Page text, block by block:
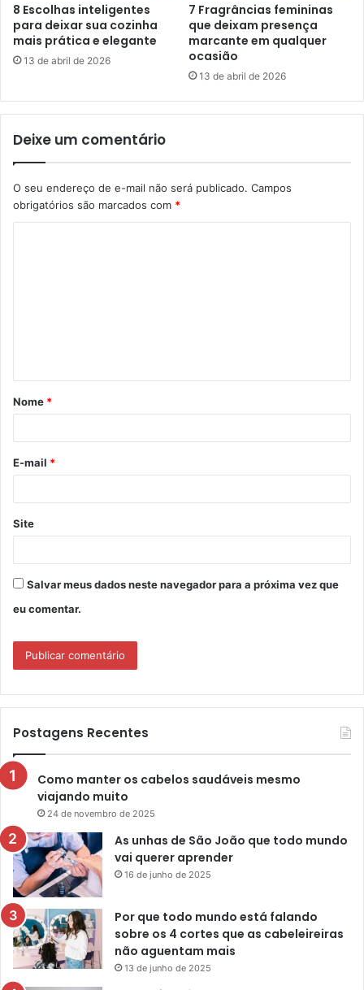
8 Escolhas inteligentes
para deixar sua cozinha
mais prática e elegante
13 de abril de 2026
7 Fragrâncias femininas
que deixam presença
marcante em qualquer
ocasião
13 de abril de 2026
Deixe um comentário
O seu endereço de e-mail não será publicado. Campos
obrigatórios são marcados com *
á
r
*
Nome *
E-mail *
Site
Salvar meus dados neste navegador para a próxima vez que
eu comentar.
Postagens Recentes
Como manter os cabelos saudáveis mesmo
viajando muito
24 de novembro de 2025
As unhas de São João que todo mundo
vai querer aprender
16 de junho de 2025
Por que todo mundo está falando
sobre os 4 cortes que as cabeleireiras
não aguentam mais
13 de junho de 2025